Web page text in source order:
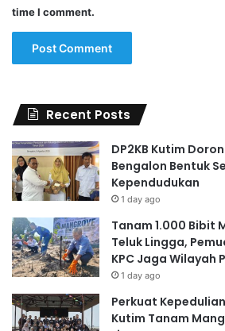
time I comment.
Recent Posts
DP2KB Kutim
Bengalon Bentuk
Kependudukan
1 day ago
Tanam 1.000 Bibit
Teluk Lingga,
KPC Jaga Wilayah
1 day ago
Perkuat
Kutim Tanam